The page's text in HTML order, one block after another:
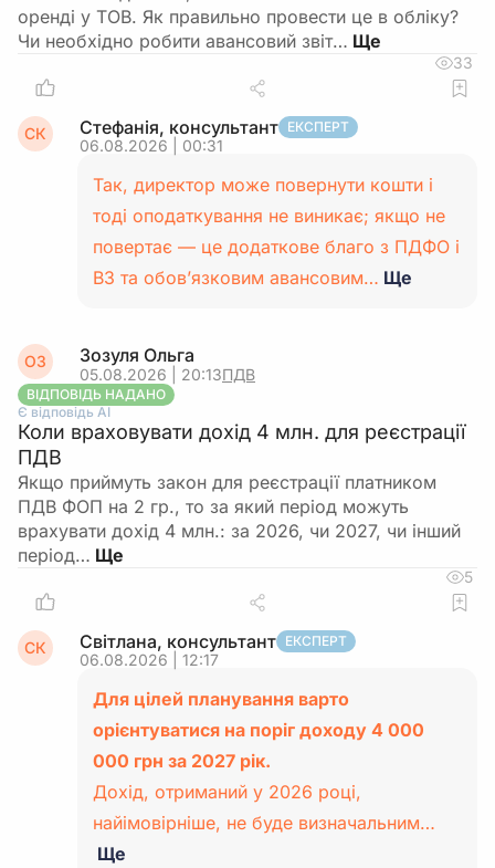
оренді у ТОВ. Як правильно провести це в обліку?
Чи необхідно робити авансовий звіт…
33
СК Стефанія, консультант ЕКСПЕРТ
06.08.2026 | 00:31
Так, директор може повернути кошти і
тоді оподаткування не виникає; якщо не
повертає — це додаткове благо з ПДФО і
ВЗ та обов’язковим авансовим… Ще
ОЗ Зозуля Ольга
05.08.2026 | 20:13ПДВ
ВІДПОВІДЬ НАДАНО
Є відповідь АІ
Коли враховувати дохід 4 млн. для реєстрації
ПДВ
Якщо приймуть закон для реєстрації платником
ПДВ ФОП на 2 гр., то за який період можуть
врахувати дохід 4 млн.: за 2026, чи 2027, чи інший
період…
5
СК Світлана, консультант ЕКСПЕРТ
06.08.2026 | 12:17
Для цілей планування варто
орієнтуватися на поріг доходу 4 000
000 грн за 2027 рік.
Дохід, отриманий у 2026 році,
найімовірніше, не буде визначальним…
Ще